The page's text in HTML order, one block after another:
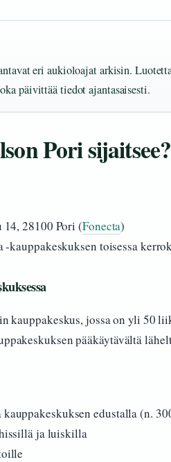
eri aukioloajat arkisin.
päivittää tiedot ajantasaisesti.
Pori sijaitsee?
28100 Pori (Fonecta)
kauppakeskuksen toisessa
kauppakeskus, jossa on yli 50
pääkäytävältä
edustalla (n.
ja luiskilla